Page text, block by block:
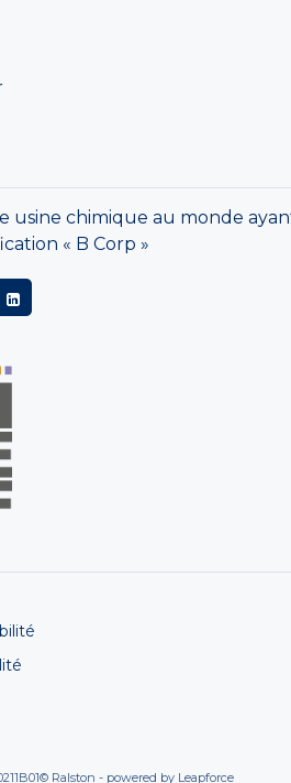
usine chimique au monde
« B Corp »
© Ralston - powered by Leapforce